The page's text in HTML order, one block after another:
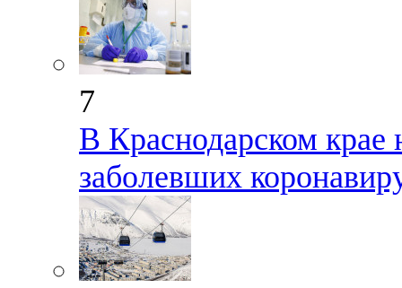
7
В Краснодарском крае
заболевших